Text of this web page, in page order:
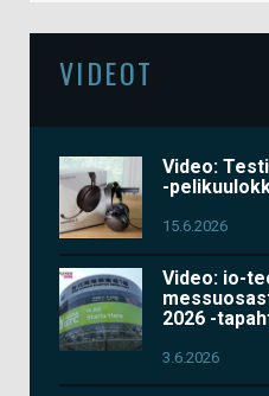
VIDEOT
Video:
-
15.6.2026
Video: io-
2026 -
3.6.2026